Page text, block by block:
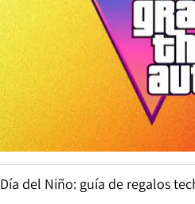
Día del Niño: guía de regalos